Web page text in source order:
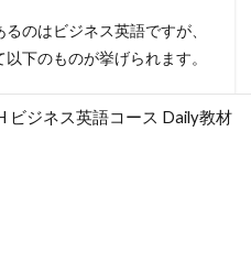
のはビジネス英語ですが、
下のものが挙げられます。
ビジネス英語コース Daily教材